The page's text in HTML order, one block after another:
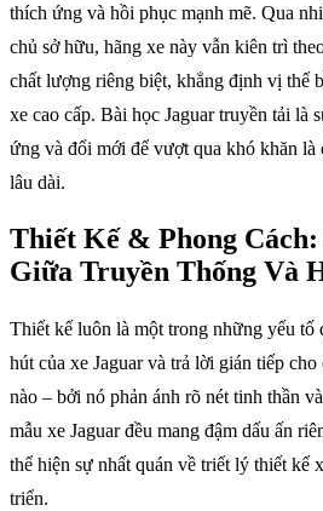
thích ứng và hồi phục mạnh mẽ. Qua
chủ sở hữu, hãng xe này vẫn kiên trì
chất lượng riêng biệt, khẳng định vị thế
xe cao cấp. Bài học Jaguar truyền tải là
ứng và đổi mới để vượt qua khó khăn là
lâu dài.
Thiết Kế & Phong
Giữa Truyền Thống Và
Thiết kế luôn là một trong những yếu tố
hút của xe Jaguar và trả lời gián tiếp
nào – bởi nó phản ánh rõ nét tinh thần
mẫu xe Jaguar đều mang đậm dấu ấn
thể hiện sự nhất quán về triết lý thiết kế
triển.